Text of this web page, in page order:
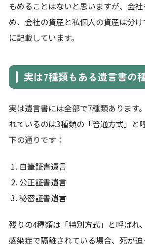
もめることはないと思いますが、会
め、会社の資産と私個人の資産は分
に記載しています。
実は7種類もある遺言書の
実は遺言書には全部で7種類あります
れているのは3種類の「普通方式」と
下の通りです：
自筆証書遺言
公正証書遺言
秘密証書遺言
残りの4種類は「特別方式」と呼ばれ
感染症で隔離されている場合、死が